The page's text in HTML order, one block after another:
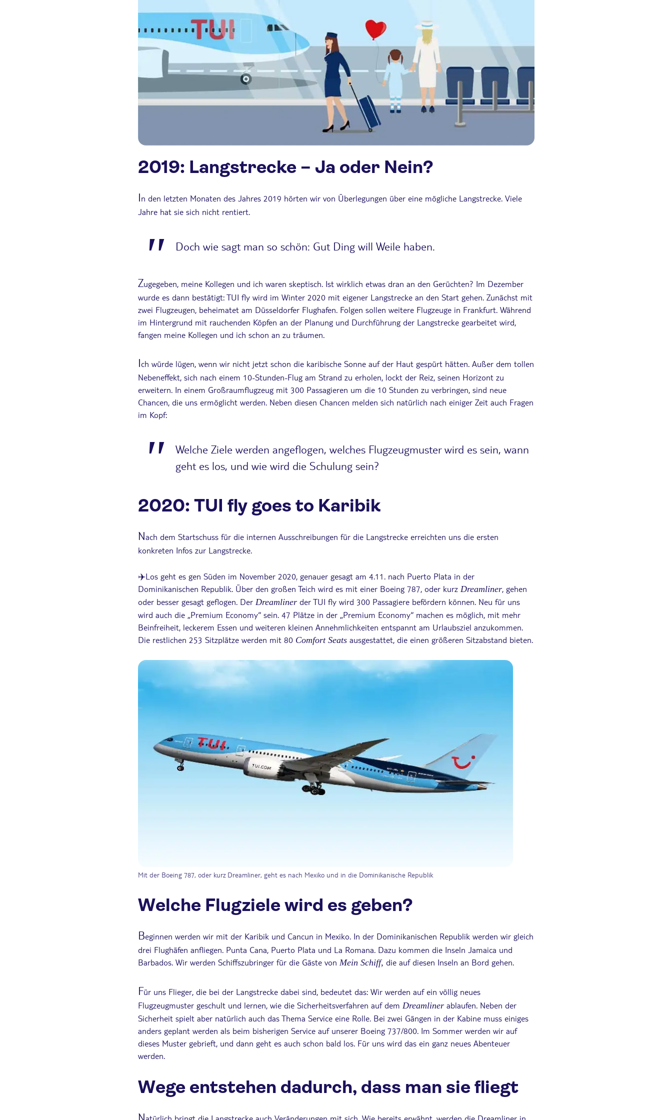
2019: Langstrecke – Ja oder Nein?
In den letzten Monaten des Jahres 2019 hörten wir von Überlegungen über eine mögliche Langstrecke. Viele
Jahre hat sie sich nicht rentiert.
Doch wie sagt man so schön: Gut Ding will Weile haben.
Zugegeben, meine Kollegen und ich waren skeptisch. Ist wirklich etwas dran an den Gerüchten? Im Dezember
wurde es dann bestätigt: TUI fly wird im Winter 2020 mit eigener Langstrecke an den Start gehen. Zunächst mit
zwei Flugzeugen, beheimatet am Düsseldorfer Flughafen. Folgen sollen weitere Flugzeuge in Frankfurt. Während
im Hintergrund mit rauchenden Köpfen an der Planung und Durchführung der Langstrecke gearbeitet wird,
fangen meine Kollegen und ich schon an zu träumen.
Ich würde lügen, wenn wir nicht jetzt schon die karibische Sonne auf der Haut gespürt hätten. Außer dem tollen
Nebeneffekt, sich nach einem 10-Stunden-Flug am Strand zu erholen, lockt der Reiz, seinen Horizont zu
erweitern. In einem Großraumflugzeug mit 300 Passagieren um die 10 Stunden zu verbringen, sind neue
Chancen, die uns ermöglicht werden. Neben diesen Chancen melden sich natürlich nach einiger Zeit auch Fragen
im Kopf:
Welche Ziele werden angeflogen, welches Flugzeugmuster wird es sein, wann
geht es los, und wie wird die Schulung sein?
2020: TUI fly goes to Karibik
Nach dem Startschuss für die internen Ausschreibungen für die Langstrecke erreichten uns die ersten
konkreten Infos zur Langstrecke.
✈️Los geht es gen Süden im November 2020, genauer gesagt am 4.11. nach Puerto Plata in der
Dominikanischen Republik. Über den großen Teich wird es mit einer Boeing 787, oder kurz Dreamliner, gehen
oder besser gesagt geflogen. Der Dreamlinerder TUI fly wird 300 Passagiere befördern können. Neu für uns
wird auch die „Premium Economy“ sein. 47 Plätze in der „Premium Economy“ machen es möglich, mit mehr
Beinfreiheit, leckerem Essen und weiteren kleinen Annehmlichkeiten entspannt am Urlaubsziel anzukommen.
Die restlichen 253 Sitzplätze werden mit 80 Comfort Seatsausgestattet, die einen größeren Sitzabstand bieten.
Mit der Boeing 787, oder kurz Dreamliner, geht es nach Mexiko und in die Dominikanische Republik
Welche Flugziele wird es geben?
Beginnen werden wir mit der Karibik und Cancun in Mexiko. In der Dominikanischen Republik werden wir gleich
drei Flughäfen anfliegen. Punta Cana, Puerto Plata und La Romana. Dazu kommen die Inseln Jamaica und
Barbados. Wir werden Schiffszubringer für die Gäste von Mein Schiff, die auf diesen Inseln an Bord gehen.
Für uns Flieger, die bei der Langstrecke dabei sind, bedeutet das: Wir werden auf ein völlig neues
Flugzeugmuster geschult und lernen, wie die Sicherheitsverfahren auf dem Dreamliner ablaufen. Neben der
Sicherheit spielt aber natürlich auch das Thema Service eine Rolle. Bei zwei Gängen in der Kabine muss einiges
anders geplant werden als beim bisherigen Service auf unserer Boeing 737/800. Im Sommer werden wir auf
dieses Muster gebrieft, und dann geht es auch schon bald los. Für uns wird das ein ganz neues Abenteuer
werden.
Wege entstehen dadurch, dass man sie fliegt
N